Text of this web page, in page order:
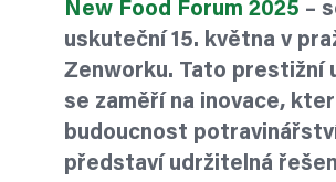
New Food Forum 2025 –
uskuteční 15. května v
Zenworku. Tato prestižní
se zaměří na inovace,
budoucnost
představí udržitelná